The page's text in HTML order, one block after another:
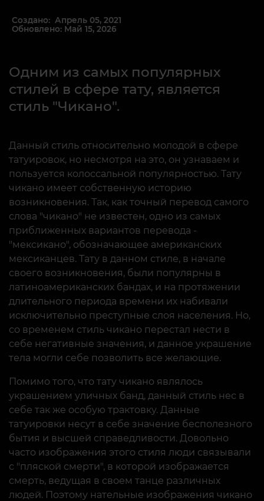
Создано: Апрель 05, 2021
Обновлено: Май 15, 2026
Одним из самых популярных
стилей в сфере тату, является
стиль "Чикано".
Данный стиль относительно молодой в сфере
татуировок, но несмотря на это, он узнаваем и
пользуется колоссальной популярностью. Тату
чикано имеет собственную историю
возникновения. Так, как точный перевод самого
слова "чикано" не известен, одно из самых
приближенных вариантов перевода -
"мексикано", обозначающее американских
мексиканцев. Тату в данном стиле, в начале
своего возникновения, были популярны в
латиноамериканских бандах, и на протяжении
длительного периода времени их набивали
исключительно преступные слоя населения. Но,
со временем стиль чикано перестал нести в
себе негативные значения, и данное украшение
тела могли себе позволить все желающие.
Помимо того, что тату чикано являлось
украшением уличных банд, данный стиль нес в
себе так же особую трактовку. Данные
татуировки несут в себе значение бесполезного
бытия и высшей справедливости. Довольно
часто изображения этого стиля люди связывали
с "пляской смерти", в которой изображается
смерть, ведущая в своем танце различных
людей. Поэтому нательные изображения чикано